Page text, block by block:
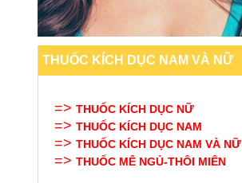
THUỐC KÍCH DỤC NAM VÀ NỮ
=> THUỐC KÍCH DỤC NỮ
=> THUỐC KÍCH DỤC NAM
=> THUỐC KÍCH DỤC NAM VÀ NỮ
=> THUỐC MÊ NGỦ-THÔI MIÊN